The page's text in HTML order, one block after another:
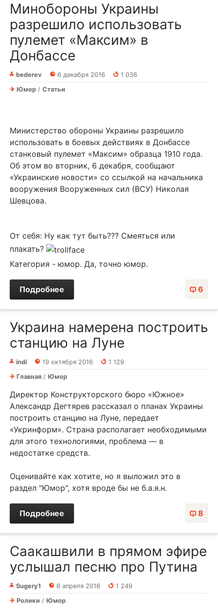
Минобороны Украины
разрешило использовать
пулемет «Максим» в
Донбассе
bederev 6 декабря 2016
1 036
Юмор / Статьи
Министерство обороны Украины разрешило
использовать в боевых действиях в Донбассе
станковый пулемет «Максим» образца 1910 года.
Об этом во вторник, 6 декабря, сообщают
«Украинские новости» со ссылкой на начальника
вооружения Вооруженных сил (ВСУ) Николая
Шевцова.
От себя: Ну как тут быть??? Смеяться или
плакать?
Категория - юмор. Да, точно юмор.
6
Подробнее
Украина намерена построить
станцию на Луне
indi 19 октября 2016
1 129
Главная / Юмор
Директор Конструкторского бюро «Южное»
Александр Дегтярев рассказал о планах Украины
построить станцию на Луне, передает
«Укринформ». Страна располагает необходимыми
для этого технологиями, проблема — в
недостатке средств.
Оценивайте как хотите, но я выложил это в
раздел "Юмор", хотя вроде бы не б.а.я.н.
8
Подробнее
Саакашвили в прямом эфире
услышал песню про Путина
Sugery1 6 апреля 2016
1 249
Ролики / Юмор